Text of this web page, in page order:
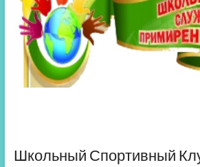
Школьный Спортивный